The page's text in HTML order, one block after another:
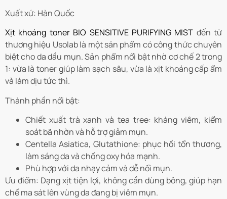
Xuất xứ: Hàn Quốc
Xịt khoáng toner BIO SENSITIVE PURIFYING MIST đến từ
thương hiệu Usolab là một sản phẩm có công thức chuyên
biệt cho da dầu mụn. Sản phẩm nổi bật nhờ cơ chế 2 trong
1: vừa là toner giúp làm sạch sâu, vừa là xịt khoáng cấp ẩm
và làm dịu tức thì.
Thành phần nổi bật:
Chiết xuất trà xanh và tea tree: kháng viêm, kiểm
soát bã nhờn và hỗ trợ giảm mụn.
Centella Asiatica, Glutathione: phục hồi tổn thương,
làm sáng da và chống oxy hóa mạnh.
Phù hợp với da nhạy cảm và dễ nổi mụn.
Ưu điểm: Dạng xịt tiện lợi, không cần dùng bông, giúp hạn
chế ma sát lên vùng da đang bị viêm mụn.